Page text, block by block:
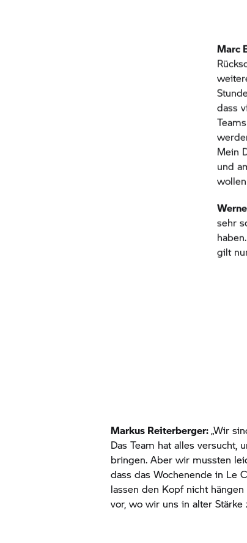
Marc
dass
Mein
und
sehr
gilt
Markus Reiterberger:„Wir
Das Team hat alles versucht,
bringen. Aber wir mussten
dass das Wochenende in Le
lassen den Kopf nicht
vor, wo wir uns in alter